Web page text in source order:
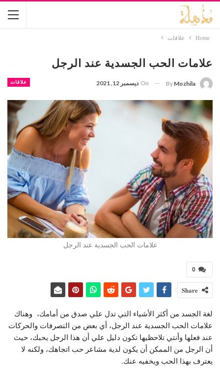
Home علاقات
علامات الحب الجسدية عند الرجل
علاقات By Mozhila
On ديسمبر 12, 2021
علامات الحب الجسدية عند الرجل
0
Share
لغة الجسد من أكثر الأشياء التي تدل علي صدق من أمامك، وهناك
علامات الحب الجسدية عند الرجل، أي بعض من التصرفات والحركات
عند فعلها وأنتي تلاحظيها تكون دليل علي أن هذا الرجل يحبك، حيث
أن الرجل من الممكن أن يكون لدية مشاعر حب اتجاهك، ولكنه لا
يعترف بهذا الحب ويخفيه عنك.